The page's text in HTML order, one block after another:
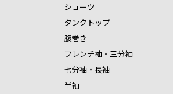
ショーツ
タンクトップ
腹巻き
フレンチ袖・三分袖
七分袖・長袖
半袖